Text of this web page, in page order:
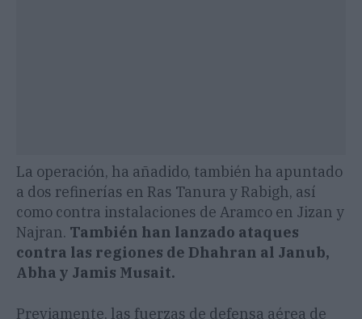
La operación, ha añadido, también ha apuntado
a dos refinerías en Ras Tanura y Rabigh, así
como contra instalaciones de Aramco en Jizan y
Najran. También han lanzado ataques
contra las regiones de Dhahran al Janub,
Abha y Jamis Musait.
Previamente, las fuerzas de defensa aérea de